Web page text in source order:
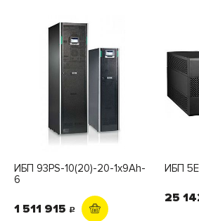
ИБП 93PS-10(20)-20-1x9Ah-
6
1 511 915 c
ИБП
25